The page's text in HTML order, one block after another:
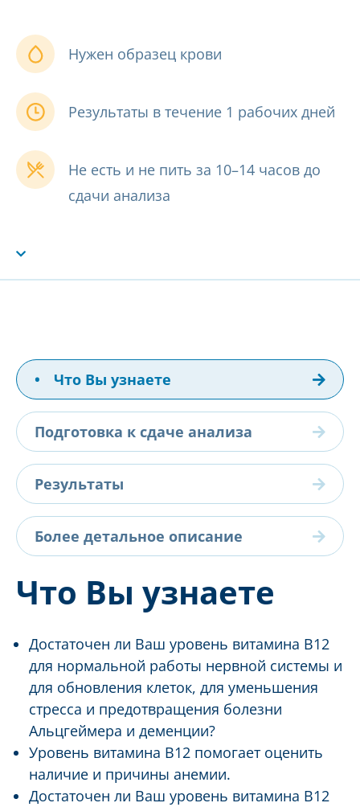
Нужен образец крови
Результаты в течение 1 рабочих дней
Не есть и не пить за 10–14 часов до
сдачи анализа
• Что Вы узнаете
Подготовка к сдаче анализа
Результаты
Более детальное описание
Что Вы узнаете
Достаточен ли Ваш уровень витамина В12
для нормальной работы нервной системы и
для обновления клеток, для уменьшения
стресса и предотвращения болезни
Альцгеймера и деменции?
Уровень витамина В12 помогает оценить
наличие и причины анемии.
Достаточен ли Ваш уровень витамина В12